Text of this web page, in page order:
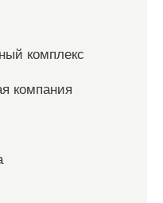
комплекс
компания